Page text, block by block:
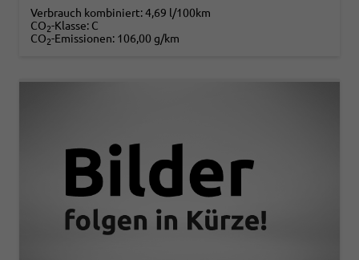
Verbrauch kombiniert:4,69 l/100km
CO2-Klasse: C
CO2-Emissionen: 106,00 g/km